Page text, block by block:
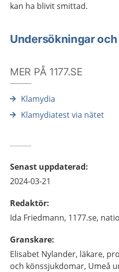
kan ha blivit smittad.
Undersökningar
MER PÅ 1177.SE
Klamydia
Klamydiatest via nätet
Senast uppdaterad:
2024-03-21
Redaktör:
Ida Friedmann, 1177.se,
Granskare:
Elisabet Nylander, läkare,
och könssjukdomar, Umeå